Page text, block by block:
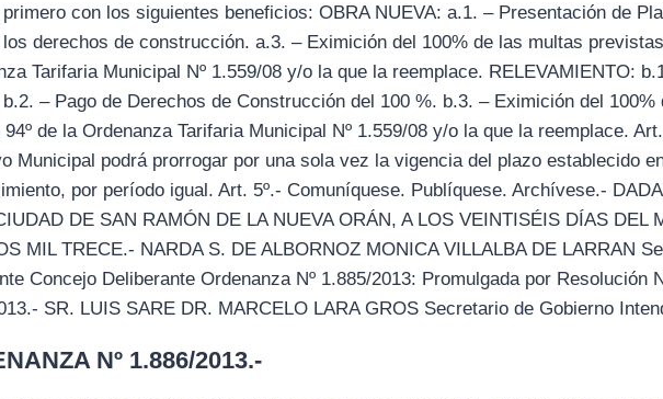
con los siguientes beneficios: OBRA NUEVA: a.1. – Presentación de
derechos de construcción. a.3. – Eximición del 100% de las multas
Tarifaria Municipal Nº 1.559/08 y/o la que la reemplace. RELEVAMIENTO:
– Pago de Derechos de Construcción del 100 %. b.3. – Eximición del
de la Ordenanza Tarifaria Municipal Nº 1.559/08 y/o la que la reemplace.
Municipal podrá prorrogar por una sola vez la vigencia del plazo establecido
por período igual. Art. 5º.- Comuníquese. Publíquese. Archívese.-
DE SAN RAMÓN DE LA NUEVA ORÁN, A LOS VEINTISÉIS DÍAS DEL
MIL TRECE.- NARDA S. DE ALBORNOZ MONICA VILLALBA DE LARRAN
Concejo Deliberante Ordenanza Nº 1.885/2013: Promulgada por Resolución
SR. LUIS SARE DR. MARCELO LARA GROS Secretario de Gobierno
Nº 1.886/2013.-